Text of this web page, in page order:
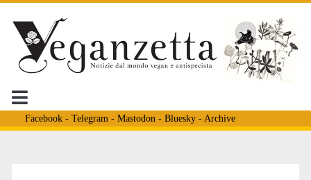
Facebook- Telegram - Mastodon - Bluesky- Archive